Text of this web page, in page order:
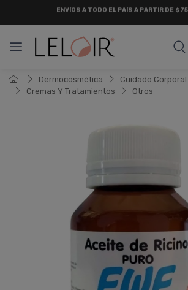
Dermocosmética
Cuidado Corporal
Cremas Y Tratamientos
Otros